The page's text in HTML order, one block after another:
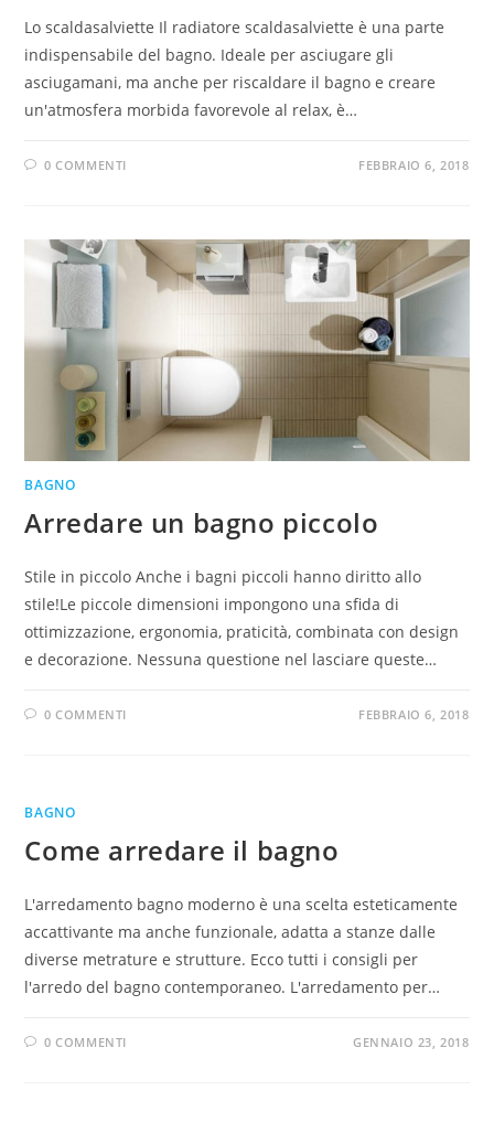
Lo scaldasalviette Il radiatore scaldasalviette è una parte
indispensabile del bagno. Ideale per asciugare gli
asciugamani, ma anche per riscaldare il bagno e creare
un'atmosfera morbida favorevole al relax, è…
0 COMMENTI FEBBRAIO 6, 2018
BAGNO
Arredare un bagno piccolo
Stile in piccolo Anche i bagni piccoli hanno diritto allo
stile!Le piccole dimensioni impongono una sfida di
ottimizzazione, ergonomia, praticità, combinata con design
e decorazione. Nessuna questione nel lasciare queste…
0 COMMENTI FEBBRAIO 6, 2018
BAGNO
Come arredare il bagno
L'arredamento bagno moderno è una scelta esteticamente
accattivante ma anche funzionale, adatta a stanze dalle
diverse metrature e strutture. Ecco tutti i consigli per
l'arredo del bagno contemporaneo. L'arredamento per…
0 COMMENTI GENNAIO 23, 2018